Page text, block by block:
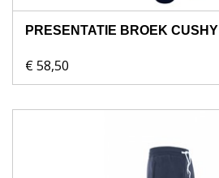
PRESENTATIE BROEK CUSHY
€ 58,50